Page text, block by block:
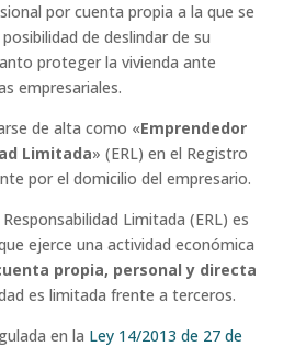
por cuenta propia a la que se
de deslindar de su
proteger la vivienda ante
empresariales.
de alta como «Emprendedor
Limitada» (ERL) en el Registro
por el domicilio del empresario.
Limitada (ERL) es
ejerce una actividad económica
propia, personal y directa
es limitada frente a terceros.
en la Ley 14/2013 de 27 de